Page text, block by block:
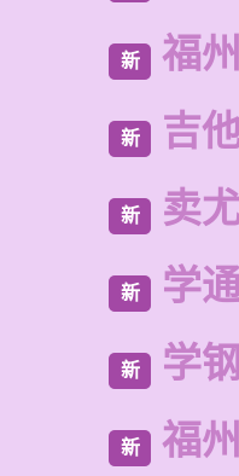
新 福
新 吉
新 卖
新 学
新 学
新 福